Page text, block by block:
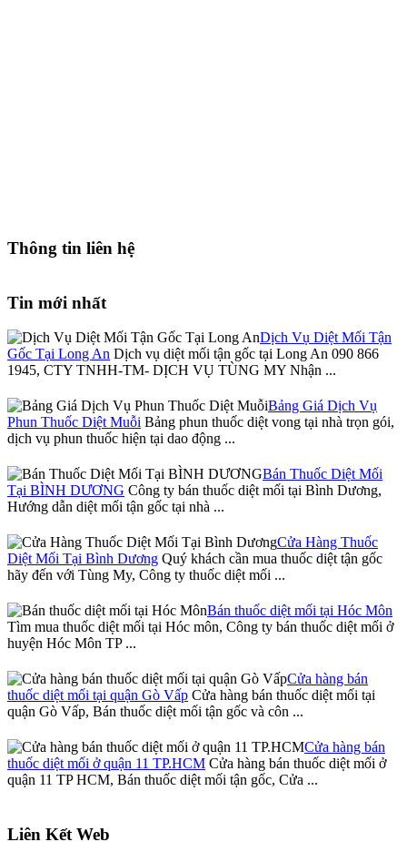
Thông tin liên hệ
Tin mới nhất
Dịch Vụ Diệt Mối Tận
Gốc Tại Long An Dịch vụ diệt mối tận gốc tại Long An 090 866
1945, CTY TNHH-TM- DỊCH VỤ TÙNG MY Nhận ...
Bảng Giá Dịch Vụ
Phun Thuốc Diệt Muỗi Bảng phun thuốc diệt vong tại nhà trọn gói,
dịch vụ phun thuốc hiện tại dao động ...
Bán Thuốc Diệt Mối
Tại BÌNH DƯƠNG Công ty bán thuốc diệt mối tại Bình Dương,
Hướng dẫn diệt mối tận gốc tại nhà ...
Cửa Hàng Thuốc
Diệt Mối Tại Bình Dương Quý khách cần mua thuốc diệt tận gốc
hãy đến với Tùng My, Công ty thuốc diệt mối ...
Bán thuốc diệt mối tại Hóc Môn
Tìm mua thuốc diệt mối tại Hóc môn, Công ty bán thuốc diệt mối ở
huyện Hóc Môn TP ...
Cửa hàng bán
thuốc diệt mối tại quận Gò Vấp Cửa hàng bán thuốc diệt mối tại
quận Gò Vấp, Bán thuốc diệt mối tận gốc và côn ...
Cửa hàng bán
thuốc diệt mối ở quận 11 TP.HCM Cửa hàng bán thuốc diệt mối ở
quận 11 TP HCM, Bán thuốc diệt mối tận gốc, Cửa ...
Liên Kết Web